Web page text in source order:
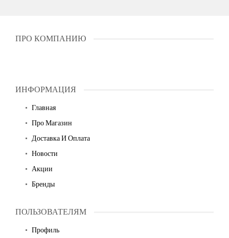
ПРО КОМПАНИЮ
ИНФОРМАЦИЯ
Главная
Про Магазин
Доставка И Оплата
Новости
Акции
Бренды
ПОЛЬЗОВАТЕЛЯМ
Профиль